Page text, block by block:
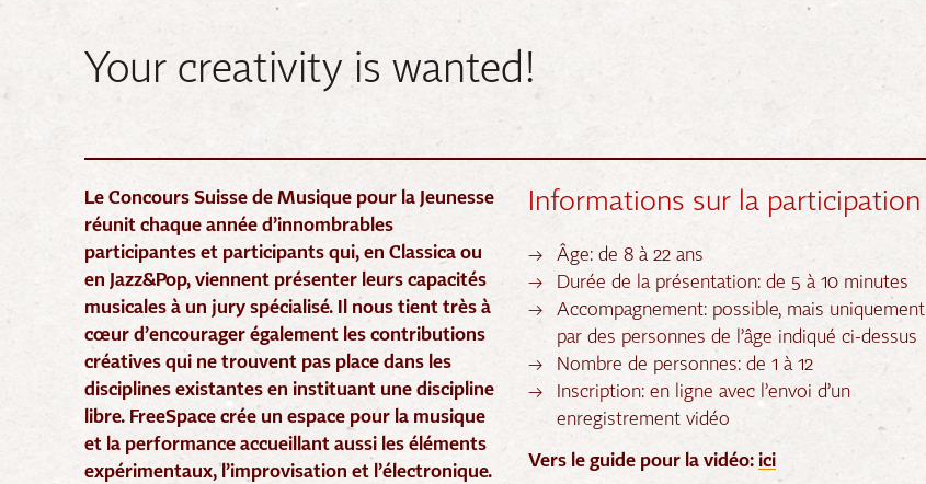
Your creativity is wanted!
Le Concours Suisse de Musique pour la Jeunesse
réunit chaque année d’innombrables
participantes et participants qui, en Classica ou
en Jazz&Pop, viennent présenter leurs capacités
musicales à un jury spécialisé. Il nous tient très à
cœur d’encourager également les contributions
créatives qui ne trouvent pas place dans les
disciplines existantes en instituant une discipline
libre. FreeSpace crée un espace pour la musique
et la performance accueillant aussi les éléments
expérimentaux, l’improvisation et l’électronique.
Informations sur la participation
Âge: de 8 à 22 ans
Durée de la présentation: de 5 à 10 minutes
Accompagnement: possible, mais uniquement
par des personnes de l’âge indiqué ci-dessus
Nombre de personnes: de 1 à 12
Inscription: en ligne avec l’envoi d’un
enregistrement vidéo
Vers le guide pour la vidéo: ici